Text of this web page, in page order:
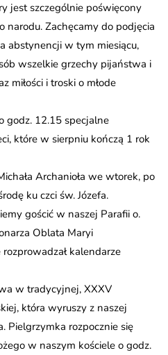
jest szczególnie poświęcony
narodu. Zachęcamy do podjęcia
abstynencji w tym miesiącu,
wszelkie grzechy pijaństwa i
miłości i troski o młode
godz. 12.15 specjalne
które w sierpniu kończą 1 rok
Archanioła we wtorek, po
ku czci św. Józefa.
gościć w naszej Parafii o.
Oblata Maryi
kalendarze
w tradycyjnej, XXXV
która wyruszy z naszej
Pielgrzymka rozpocznie się
w naszym kościele o godz.